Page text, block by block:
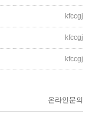
kfccgj
kfccgj
kfccgj
온라인문의